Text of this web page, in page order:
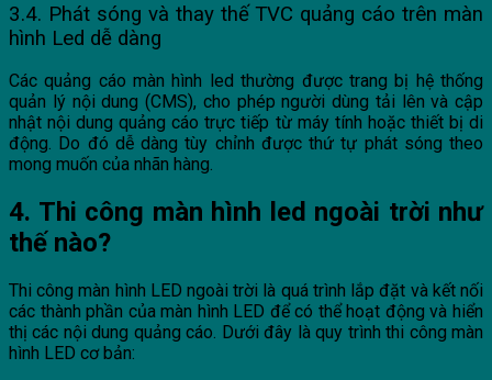
3.4. Phát sóng và thay thế TVC quảng cáo trên màn
hình Led dễ dàng
Các quảng cáo màn hình led thường được trang bị hệ thống
quản lý nội dung (CMS), cho phép người dùng tải lên và cập
nhật nội dung quảng cáo trực tiếp từ máy tính hoặc thiết bị di
động. Do đó dễ dàng tùy chỉnh được thứ tự phát sóng theo
mong muốn của nhãn hàng.
4. Thi công màn hình led ngoài trời như
thế nào?
Thi công màn hình LED ngoài trời là quá trình lắp đặt và kết nối
các thành phần của màn hình LED để có thể hoạt động và hiển
thị các nội dung quảng cáo. Dưới đây là quy trình thi công màn
hình LED cơ bản: